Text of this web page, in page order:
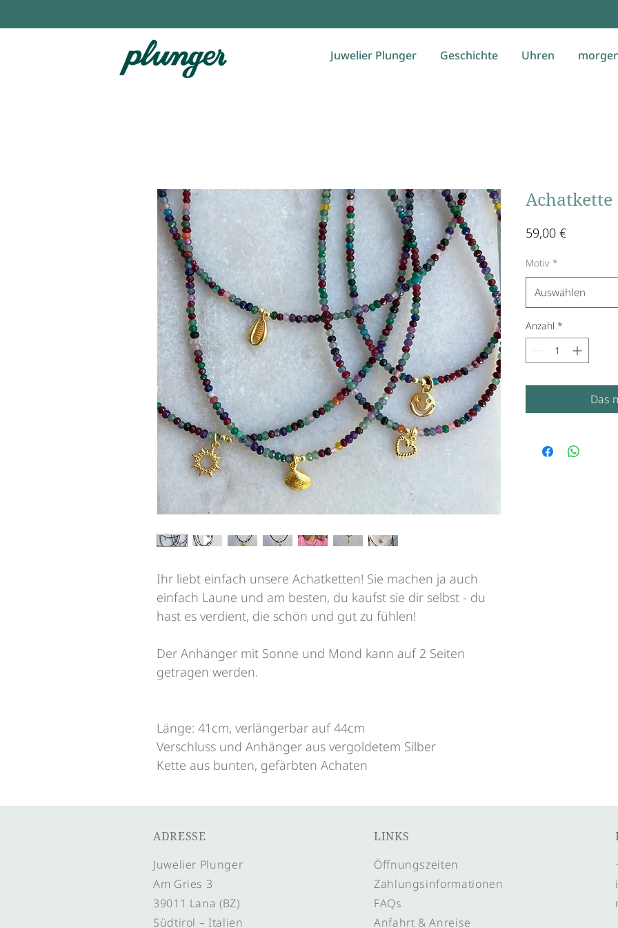
Juwelier Plunger Geschichte Uhren
Ihr liebt einfach unsere Achatketten! Sie machen ja auch
einfach Laune und am besten, du kaufst sie dir selbst - du
hast es verdient, die schön und gut zu fühlen!
Der Anhänger mit Sonne und Mond kann auf 2 Seiten
getragen werden.
Länge: 41cm, verlängerbar auf 44cm
Verschluss und Anhänger aus vergoldetem Silber
Kette aus bunten, gefärbten Achaten
59,00 €Preis
Motiv *
Auswählen
Anzahl *
Das
ADRESSE
Juwelier Plunger
Am Gries 3
39011 Lana (BZ)
Südtirol – Italien
LINKS
Öffnungszeiten
Zahlungsinformationen
FAQs
Anfahrt & Anreise